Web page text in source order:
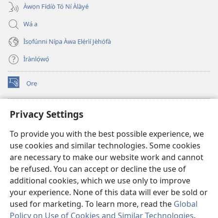
Privacy Settings
To provide you with the best possible experience, we
use cookies and similar technologies. Some cookies
are necessary to make our website work and cannot
be refused. You can accept or decline the use of
additional cookies, which we use only to improve
your experience. None of this data will ever be sold or
used for marketing. To learn more, read the Global
Policy on Use of Cookies and Similar Technologies.
Àwọn Fídíò Tó Ní Àlàyé
Wá a
Ìsọfúnni Nípa Àwa Ẹlẹ́rìí Jèhófà
Ìrànlọ́wọ́
Ọrẹ
(opens
new
ÀKÁ ÌWÉ ORÍ ÍŃTÁNẸ́Ẹ̀TÌ TI Watchtower™
(opens
window)JW Hub
(opens
new
window)JW Library
Watchtower Library ®